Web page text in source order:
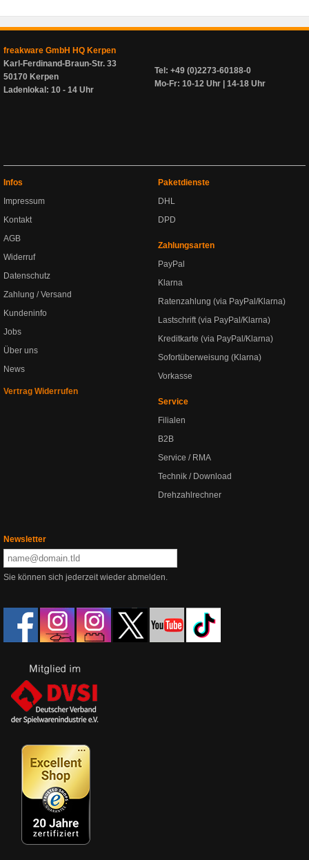
freakware GmbH HQ Kerpen
Karl-Ferdinand-Braun-Str. 33
50170 Kerpen
Ladenlokal: 10 - 14 Uhr
Tel: +49 (0)2273-60188-0
Mo-Fr: 10-12 Uhr | 14-18 Uhr
Infos
Impressum
Kontakt
AGB
Widerruf
Datenschutz
Zahlung / Versand
Kundeninfo
Jobs
Über uns
News
Vertrag Widerrufen
Paketdienste
DHL
DPD
Zahlungsarten
PayPal
Klarna
Ratenzahlung (via PayPal/Klarna)
Lastschrift (via PayPal/Klarna)
Kreditkarte (via PayPal/Klarna)
Sofortüberweisung (Klarna)
Vorkasse
Service
Filialen
B2B
Service / RMA
Technik / Download
Drehzahlrechner
Newsletter
Sie können sich jederzeit wieder abmelden.